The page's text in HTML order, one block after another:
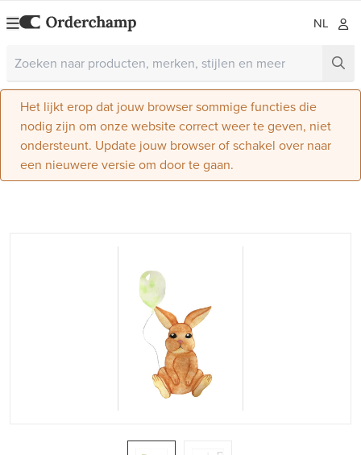
NL
Het lijkt erop dat jouw browser sommige functies die
nodig zijn om onze website correct weer te geven, niet
ondersteunt. Update jouw browser of schakel over naar
een nieuwere versie om door te gaan.